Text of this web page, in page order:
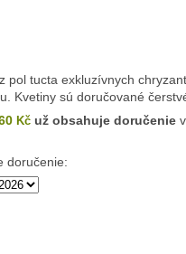
pol tucta exkluzívnych
Kvetiny sú doručované
Kčuž obsahuje doručenie
doručenie: